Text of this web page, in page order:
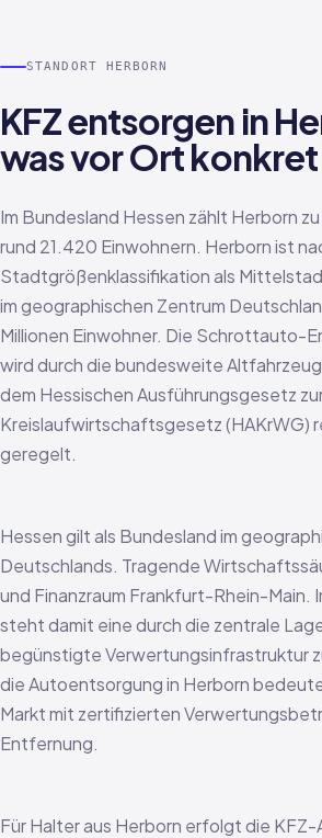
STANDORT HERBORN
KFZ entsorgen in
was vor Ort
Im Bundesland Hessen zählt Herborn
rund 21.420 Einwohnern. Herborn ist
Stadtgrößenklassifikation als
im geographischen Zentrum
Millionen Einwohner. Die Schrottauto-
wird durch die bundesweite
dem Hessischen Ausführungsgesetz
Kreislaufwirtschaftsgesetz (HAKrWG)
geregelt.
Hessen gilt als Bundesland im
Deutschlands. Tragende
und Finanzraum Frankfurt-Rhein-Main.
steht damit eine durch die zentrale
begünstigte Verwertungsinfrastruktur
die Autoentsorgung in Herborn
Markt mit zertifizierten
Entfernung.
Für Halter aus Herborn erfolgt die